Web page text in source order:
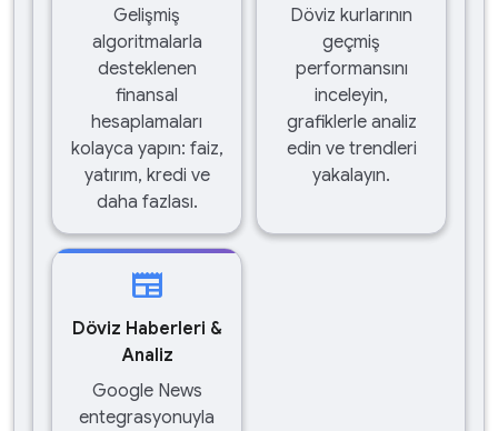
Gelişmiş
algoritmalarla
desteklenen
finansal
hesaplamaları
kolayca yapın: faiz,
yatırım, kredi ve
daha fazlası.
Döviz kurlarının
geçmiş
performansını
inceleyin,
grafiklerle analiz
edin ve trendleri
yakalayın.
newspaper
Döviz Haberleri &
Analiz
Google News
entegrasyonuyla